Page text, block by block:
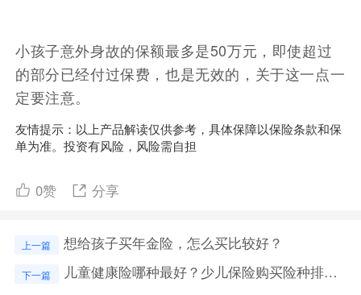
小孩子意外身故的保额最多是50万元，即使超过
的部分已经付过保费，也是无效的，关于这一点一
定要注意。
友情提示：以上产品解读仅供参考，具体保障以保险条款和保
单为准。投资有风险，风险需自担
0赞 分享
上一篇 想给孩子买年金险，怎么买比较好？
下一篇 儿童健康险哪种最好？少儿保险购买险种排名？